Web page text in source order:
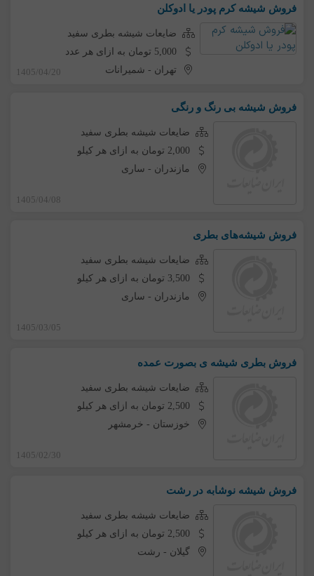
فروش شیشه کرم پودر یا ادوکلن
ضایعات شیشه بطری سفید
5,000 تومان به ازای هر عدد
تهران - شمیرانات 1405/04/20
فروش شیشه بی رنگ و رنگی
ضایعات شیشه بطری سفید
2,000 تومان به ازای هر کیلو
مازندران - ساری
1405/04/08
فروش شیشه‌های بطری
ضایعات شیشه بطری سفید
3,500 تومان به ازای هر کیلو
مازندران - ساری
1405/03/05
فروش بطری شیشه ی بصورت عمده
ضایعات شیشه بطری سفید
2,500 تومان به ازای هر کیلو
خوزستان - خرمشهر
1405/02/30
فروش شیشه نوشابه در رشت
ضایعات شیشه بطری سفید
2,500 تومان به ازای هر کیلو
گیلان - رشت